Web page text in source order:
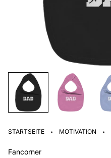
STARTSEITE · MOTIVATION ·
Fancorner